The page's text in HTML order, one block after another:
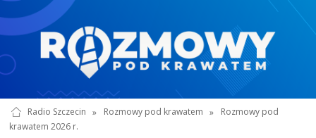
Radio Szczecin » Rozmowy pod krawatem »
Rozmowy pod
krawatem 2026 r.